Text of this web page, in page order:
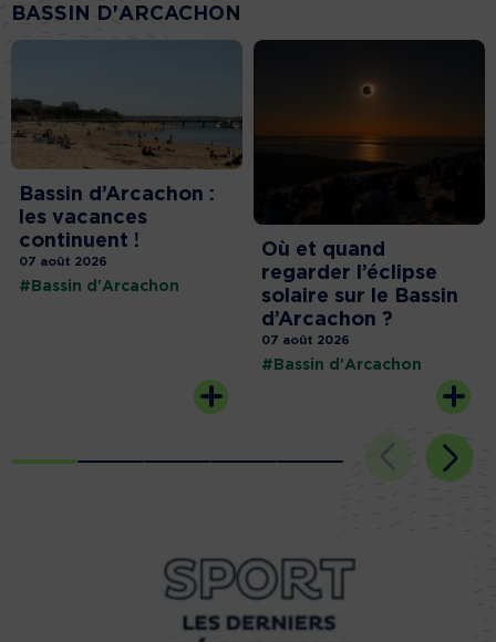
BASSIN D'ARCACHON
Bassin d’Arcachon :
les vacances
continuent !
07 août 2026
#Bassin d'Arcachon
Où et quand
regarder l’éclipse
solaire sur le Bassin
d’Arcachon ?
07 août 2026
#Bassin d'Arcachon